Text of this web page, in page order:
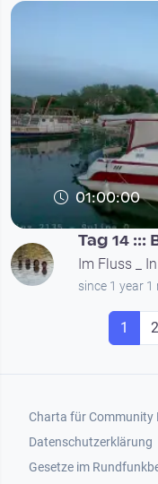
01:00:00
Tag 14 :::
Im Fluss _
since 1 year 1
Seite
1 2
Footer 1
Charta für Community
Datenschutzerklärung
Gesetze im